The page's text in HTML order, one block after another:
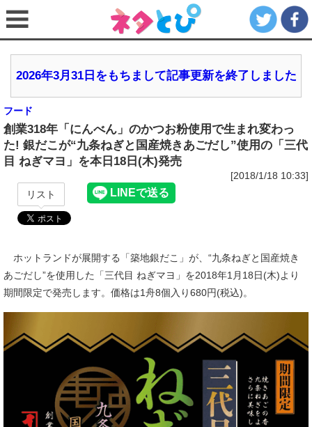
2026年3月31日をもちまして記事更新を終了しました
フード
創業318年「にんべん」のかつお粉使用で生まれ変わっ
た! 銀だこが“九条ねぎと国産焼きあごだし”使用の「三代
目 ねぎマヨ」を本日18日(木)発売
[2018/1/18 10:33]
リスト
ホットランドが展開する「築地銀だこ」が、“九条ねぎと国産焼き
あごだし”を使用した「三代目 ねぎマヨ」を2018年1月18日(木)より
期間限定で発売します。価格は1舟8個入り680円(税込)。